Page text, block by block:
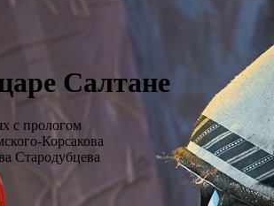
Салтане
с прологом
Корсакова
Стародубцева